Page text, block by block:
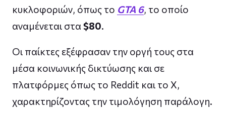
κυκλοφοριών, όπως το GTA 6, το οποίο
αναμένεται στα $80.
Οι παίκτες εξέφρασαν την οργή τους στα
μέσα κοινωνικής δικτύωσης και σε
πλατφόρμες όπως το Reddit και το X,
χαρακτηρίζοντας την τιμολόγηση παράλογη.